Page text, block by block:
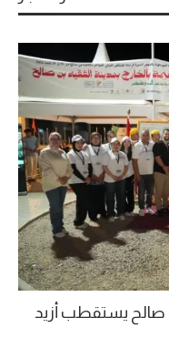
صالح يستقطب أزيد